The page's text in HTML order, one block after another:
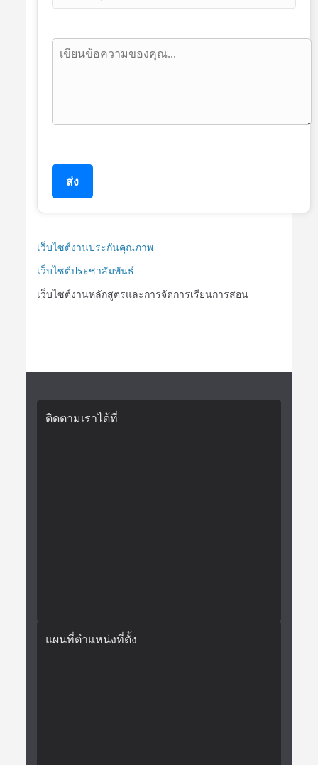
ส่ง
เว็บไซต์งานประกันคุณภาพ
เว็บไซต์ประชาสัมพันธ์
เว็บไซต์งานหลักสูตรและการจัดการเรียนการสอน
ติดตามเราได้ที่
แผนที่ตำแหน่งที่ตั้ง